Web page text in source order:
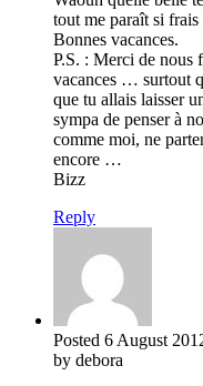
tout me paraît si frais
Bonnes vacances.
P.S. : Merci de nous
vacances … surtout
que tu allais laisser
sympa de penser à
comme moi, ne
encore …
Bizz
Reply
Posted 6 August
by debora